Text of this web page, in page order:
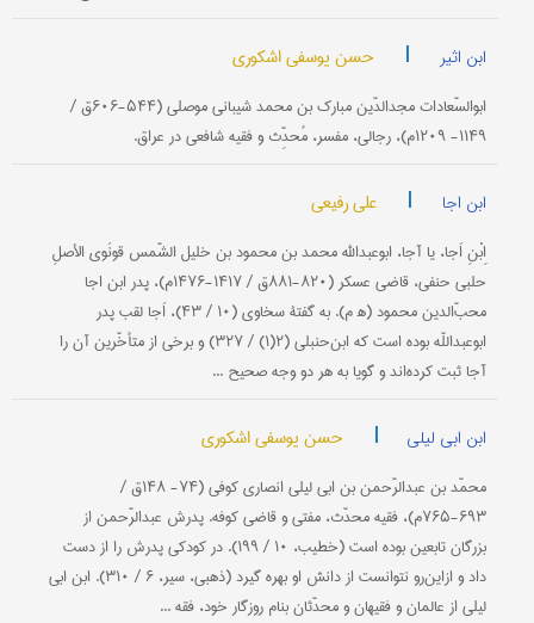
ابن اثیر | حسن یوسفی اشکوری
ابوالسّعادات مجدالدّین مبارك بن محمد شیبانی موصلی (۵۴۴-۶۰۶ق /
۱۱۴۹- ۱۲۰۹م)، رجالی، مفسر، مُحدِّث و فقیه شافعی در عراق.
ابن اجا | علی رفیعی
اِبْنِ اَجا، یا آجا، ابوعبدالله محمد بن محمود بن خلیل الشّمس قونَوی الأصلِ
حلبی حنفی، قاضی عسكر (۸۲۰-۸۸۱ق / ۱۴۱۷-۱۴۷۶م)، پدر ابن اجا
محبّ‌الدین محمود (ه‍ م). به گفتۀ سخاوی (۱۰ / ۴۳)، اَجا لقب پدر
ابوعبداللّه بوده است كه ابن‌حنبلی (۲(۱) / ۳۲۷) و برخی از متأخّرین آن را
آجا ثبت كرده‌اند و گویا به هر دو وجه صحیح ...
ابن ابی لیلی | حسن یوسفی اشکوری
محمّد بن عبدالرّحمن بن ابی لیلی انصاری كوفی (۷۴- ۱۴۸ق /
۶۹۳-۷۶۵م)، فقیه محدّث، مفتی و قاضی كوفه. پدرش عبدالرّحمن از
بزرگان تابعین بوده است (خطیب، ۱۰ / ۱۹۹). در كودكی پدرش را از دست
داد و ازاین‌رو نتوانست از دانش او بهره گیرد (ذهبی، سیر، ۶ / ۳۱۰). ابن ابی
لیلی از عالمان و فقیهان و محدّثان بنام روزگار خود، فقه ...